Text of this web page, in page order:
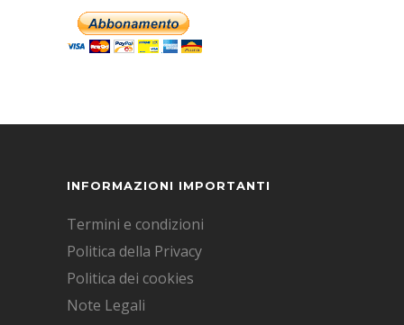
INFORMAZIONI IMPORTANTI
Termini e condizioni
Politica della Privacy
Politica dei cookies
Note Legali